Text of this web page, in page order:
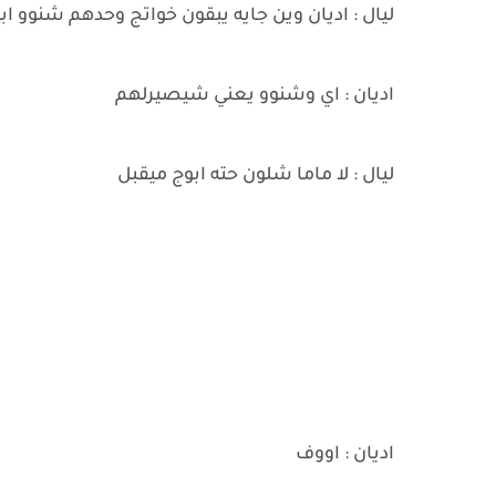
ليال : اديان وين جايه يبقون خواتج وحدهم شنوو
اديان : اي وشنوو يعني شيصيرلهم
ليال : لا ماما شلون حته ابوج ميقبل
اديان : اووف